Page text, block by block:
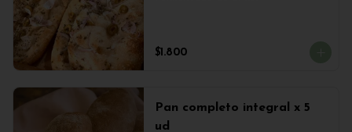
$1.800
Pan completo integral x 5
ud